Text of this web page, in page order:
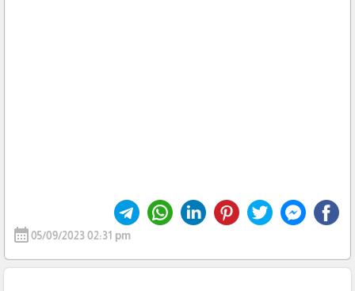
calendar_month05/09/2023 02:31 pm